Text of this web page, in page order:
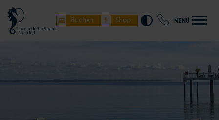
Buchen Shop MENÜ